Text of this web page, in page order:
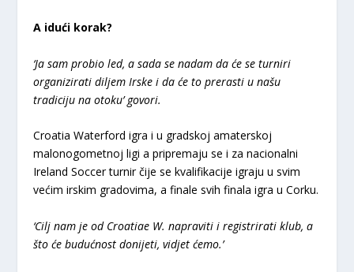
A idući korak?
‘Ja sam probio led, a sada se nadam da će se turniri
organizirati diljem Irske i da će to prerasti u našu
tradiciju na otoku’ govori.
Croatia Waterford igra i u gradskoj amaterskoj
malonogometnoj ligi a pripremaju se i za nacionalni
Ireland Soccer turnir čije se kvalifikacije igraju u svim
većim irskim gradovima, a finale svih finala igra u Corku.
‘Cilj nam je od Croatiae W. napraviti i registrirati klub, a
što će budućnost donijeti, vidjet ćemo.’